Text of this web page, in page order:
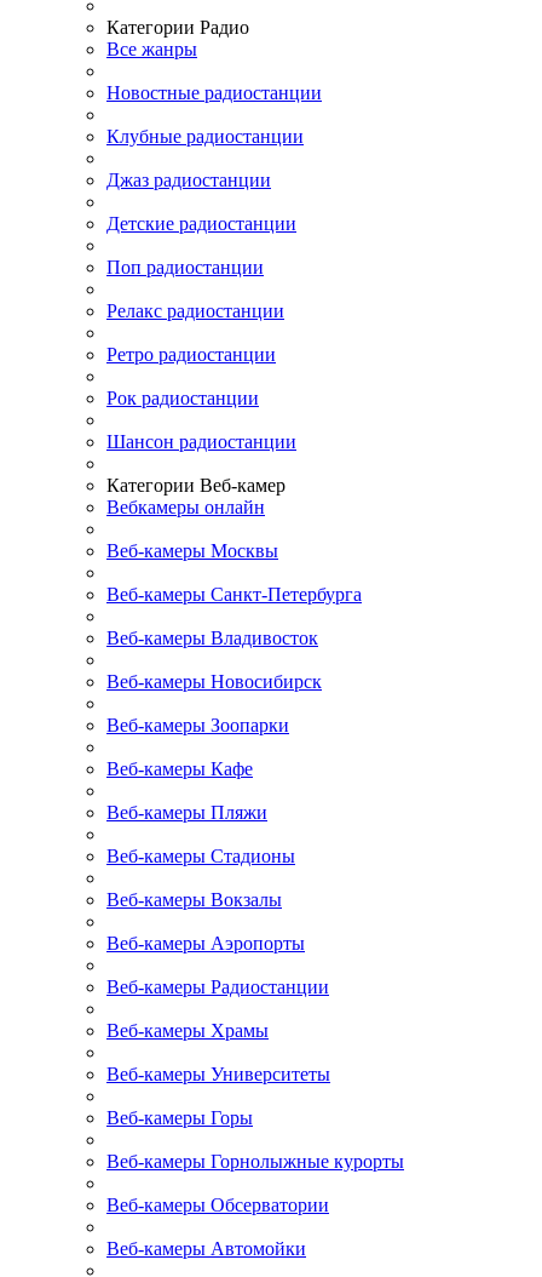
Категории Радио
Все жанры
Новостные радиостанции
Клубные радиостанции
Джаз радиостанции
Детские радиостанции
Поп радиостанции
Релакс радиостанции
Ретро радиостанции
Рок радиостанции
Шансон радиостанции
Категории Веб-камер
Вебкамеры онлайн
Веб-камеры Москвы
Веб-камеры Санкт-Петербурга
Веб-камеры Владивосток
Веб-камеры Новосибирск
Веб-камеры Зоопарки
Веб-камеры Кафе
Веб-камеры Пляжи
Веб-камеры Стадионы
Веб-камеры Вокзалы
Веб-камеры Аэропорты
Веб-камеры Радиостанции
Веб-камеры Храмы
Веб-камеры Университеты
Веб-камеры Горы
Веб-камеры Горнолыжные курорты
Веб-камеры Обсерватории
Веб-камеры Автомойки